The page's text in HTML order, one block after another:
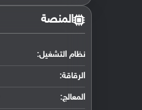
المنصة
نظام التشغيل:
الرقاقة:
المعالج: